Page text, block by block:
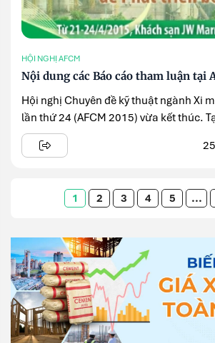
HỘI NGHỊ AFCM
Nội dung các Báo cáo tham luận tại
Hội nghị Chuyên đề kỹ thuật ngành Xi
lần thứ 24 (AFCM 2015) vừa kết thúc. Tại hội nghị đã có
22 ...
1 2 3 4 5 ...